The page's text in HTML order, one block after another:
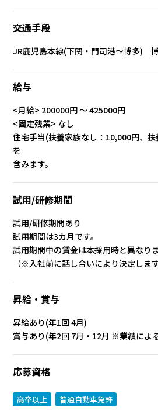
交通手段
JR鹿児島本線(下関・門司港～博多)
給与
<月給> 200000円 〜 425000円
<固定残業> なし
住宅手当(扶養家族なし：10,000円、
を
含みます。
試用/研修期間
試用/研修期間あり
試用期間は3カ月です。
試用期間中の賃金は本採用時と異なりま
（※入社前に話し合いにより決定します
昇給・賞与
昇給あり(年1回 4月)
賞与あり(年2回 7月・12月 ※業績によ
応募資格
高卒以上 普通自動車免許